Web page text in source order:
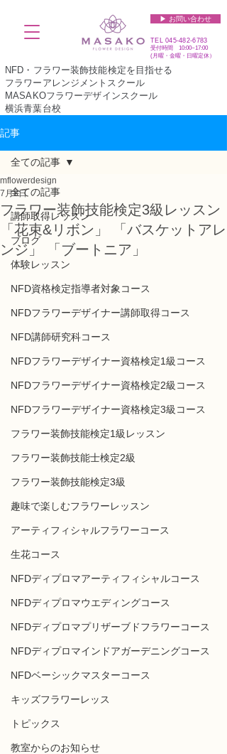
▶︎ お問い合わせ
TEL045-482-6783
受付時間 10:00~17:00​​​
(​月曜・金曜・日曜定休）
NFD・フラワー装飾技能検定を目指せる
フラワーアレンジメントスクール
MASAKOフラワーデザインスクール
横浜青葉台校
記事
全ての記事
講師取得レッスン
ブログ
体験レッスン
NFD資格検定指導者対象コース
NFDフラワーデザイナー講師取得コース
NFD講師研究科コース
NFDフラワーデザイナー資格検定1級コース
NFDフラワーデザイナー資格検定2級コース
NFDフラワーデザイナー資格検定3級コース
フラワー装飾技能検定1級レッスン
フラワー装飾技能士検定2級
フラワー装飾技能検定3級
趣味で楽しむフラワーレッスン
アーティフィシャルフラワーコース
生花コース
NFDディプロマアーティフィシャルコース
NFDディプロマウエディングコース
NFDディプロマプリザーブドフラワーコース
NFDディプロマインドアガーデニングコース
NFDベーシックマスターコース
キッズフラワーレッス
トピックス
教室からのお知らせ
全ての記事
フラワー装飾技能検定3級レッスン
「花束&リボン」 「バスケットアレ
ンジ」 「ブートニア」
mflowerdesign
7月8日